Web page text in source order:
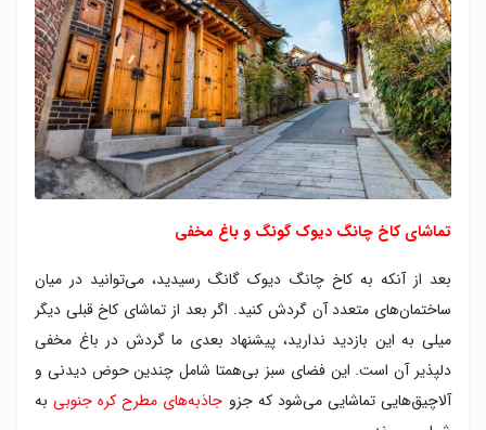
تماشای کاخ چانگ دیوک گونگ و باغ مخفی
بعد از آنکه به کاخ چانگ دیوک گانگ رسیدید، می‌توانید در میان
ساختمان‌های متعدد آن گردش کنید. اگر بعد از تماشای کاخ قبلی دیگر
میلی به این بازدید ندارید، پیشنهاد بعدی ما گردش در باغ مخفی
دلپذیر آن است. این فضای سبز بی‌همتا شامل چندین حوض دیدنی و
آلاچیق‌هایی تماشایی می‌شود که جزو جاذبه‌های مطرح کره جنوبیبه